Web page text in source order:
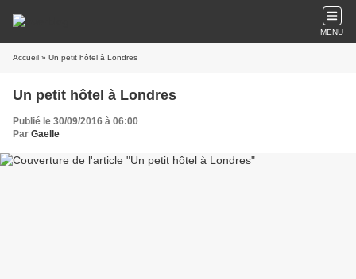
MENU
Accueil » Un petit hôtel à Londres
Un petit hôtel à Londres
Publié le 30/09/2016 à 06:00
Par Gaelle